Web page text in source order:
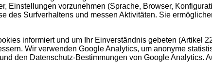
Einstellungen vorzunehmen (Sprache, Browser,
des Surfverhaltens und messen Aktivitäten. Sie
informiert und um Ihr Einverständnis gebeten (Artikel
Wir verwenden Google Analytics, um anonyme
den Datenschutz-Bestimmungen von Google Analytics.